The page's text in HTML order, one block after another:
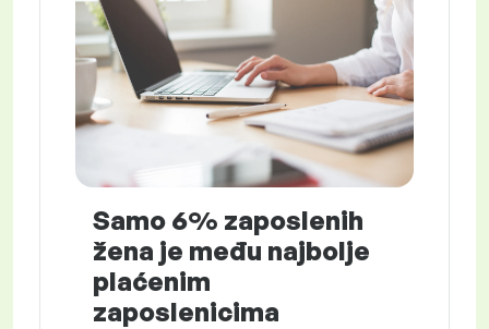
Samo 6% zaposlenih
žena je među najbolje
plaćenim
zaposlenicima